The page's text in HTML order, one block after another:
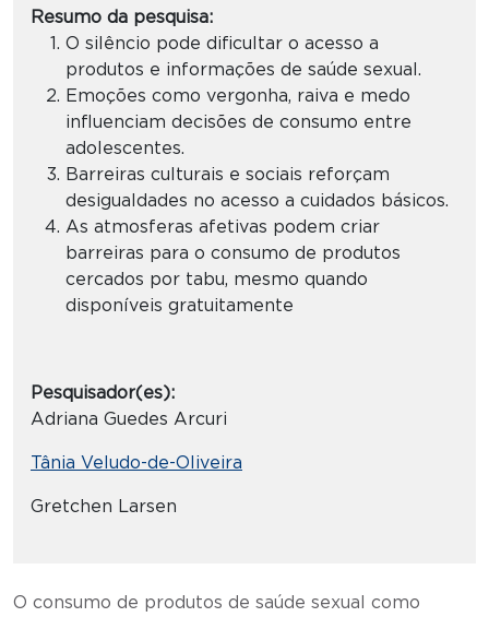
Resumo da pesquisa:
O silêncio pode dificultar o acesso a
produtos e informações de saúde sexual.
Emoções como vergonha, raiva e medo
influenciam decisões de consumo entre
adolescentes.
Barreiras culturais e sociais reforçam
desigualdades no acesso a cuidados básicos.
As atmosferas afetivas podem criar
barreiras para o consumo de produtos
cercados por tabu, mesmo quando
disponíveis gratuitamente
Pesquisador(es):
Adriana Guedes Arcuri
Tânia Veludo-de-Oliveira
Gretchen Larsen
O consumo de produtos de saúde sexual como